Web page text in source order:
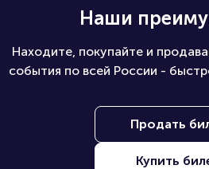
Наши
Находите, покупайте и
события по всей России -
Продать
Купить